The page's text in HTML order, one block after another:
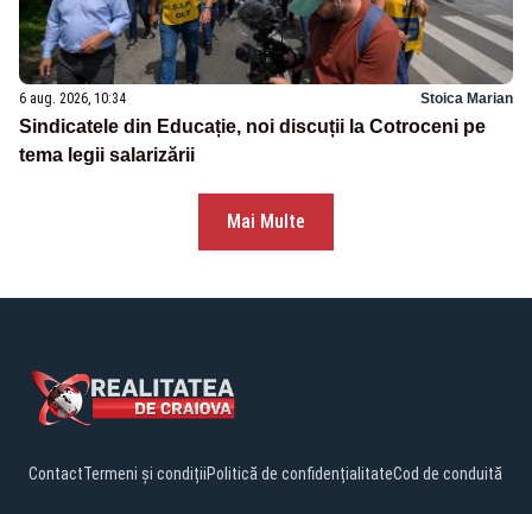
6 aug. 2026, 10:34 Stoica Marian
Sindicatele din Educație, noi discuții la Cotroceni pe
tema legii salarizării
Mai Multe
ContactTermeni și condițiiPolitică de confidențialitateCod de conduită